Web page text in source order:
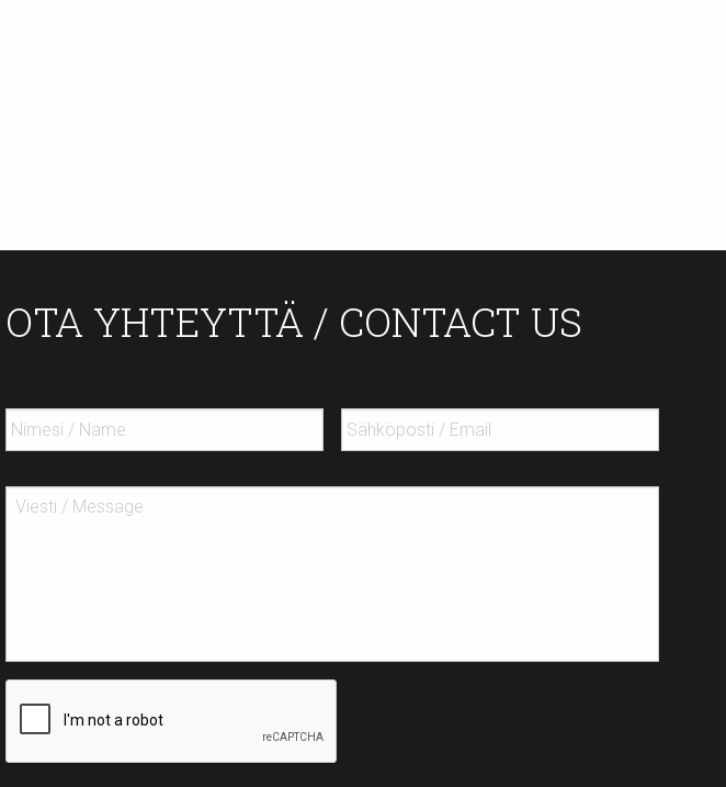
OTA YHTEYTTÄ / CONTACT US